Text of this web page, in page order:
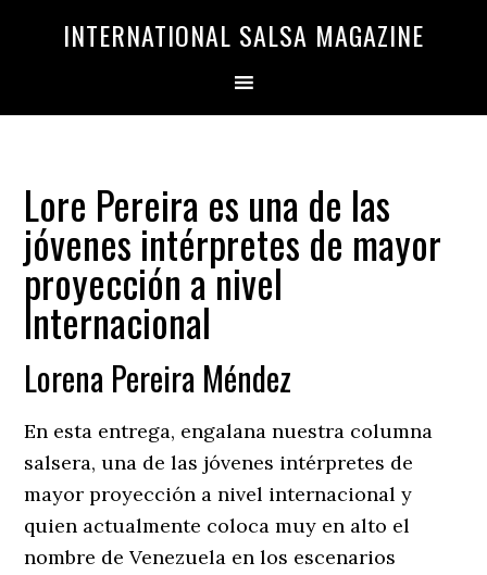
INTERNATIONAL SALSA MAGAZINE
Lore Pereira es una de las
jóvenes intérpretes de mayor
proyección a nivel
Internacional
Lorena Pereira Méndez
En esta entrega, engalana nuestra columna
salsera, una de las jóvenes intérpretes de
mayor proyección a nivel internacional y
quien actualmente coloca muy en alto el
nombre de Venezuela en los escenarios